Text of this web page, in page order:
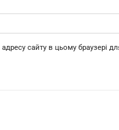
сайту в цьому браузері